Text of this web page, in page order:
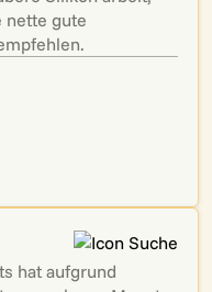
nette gute
hat aufgrund